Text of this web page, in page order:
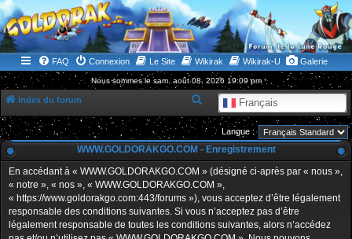
WWW.GOLDORAKGO.COM
le site de la Lune Rouge
FAQ Connexion Le Site Wikirak Wikirak-U Galerie
Nous sommes le sam. août 08, 2026 19:09 pm
Index du forum Français
e
c
h
e
c
h
Langue :
WWW.GOLDORAKGO.COM - Enregistrement
En accédant à « WWW.GOLDORAKGO.COM » (désigné ci-après par « nous »,
« notre », « nos », « WWW.GOLDORAKGO.COM »,
« https://www.goldorakgo.com:443/forums »), vous acceptez d’être légalement
responsable des conditions suivantes. Si vous n’acceptez pas d’être
légalement responsable de toutes les conditions suivantes, alors n’accédez